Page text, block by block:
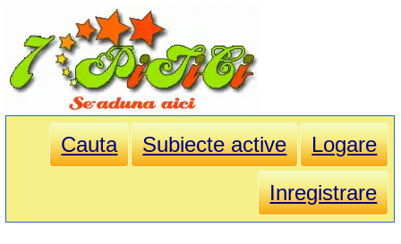
Cauta Subiecte active
Logare
Inregistrare